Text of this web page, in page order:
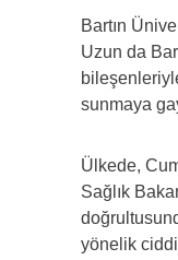
Bartın
Uzun da
sunmaya
Ülkede,
Sağlık
yönelik ciddi